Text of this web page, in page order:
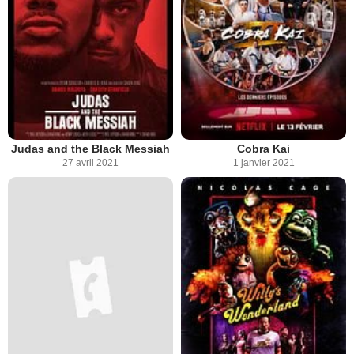
Judas and the Black Messiah
27 avril 2021
Cobra Kai
1 janvier 2021